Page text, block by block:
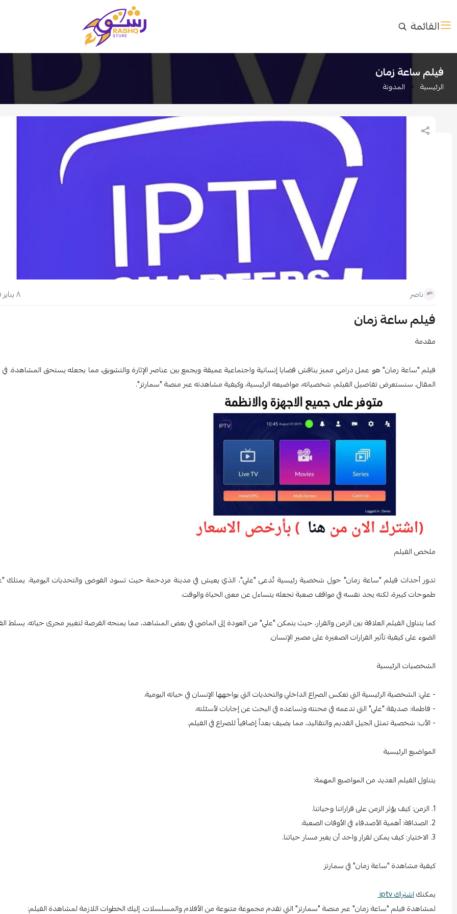
القائمة متجر رشق
فيلم ساعة زمان
الرئيسية المدونة
ناصر ٨ يناير ٢٠٢٥
فيلم ساعة زمان
مقدمة
فيلم "ساعة زمان" هو عمل درامي مميز يناقش قضايا إنسانية واجتماعية عميقة ويجمع بين عناصر الإثارة والتشويق، مما يجعله يستحق المشاهدة.
المقال، سنستعرض تفاصيل الفيلم، شخصياته، مواضيعه الرئيسية، وكيفية مشاهدته عبر منصة "سمارتز".
ملخص الفيلم
تدور أحداث فيلم "ساعة زمان" حول شخصية رئيسية تُدعى "علي"، الذي يعيش في مدينة مزدحمة حيث تسود الفوضى والتحديات اليومية. يمتلك
طموحات كبيرة، لكنه يجد نفسه في مواقف صعبة تجعله يتساءل عن معنى الحياة والوقت.
كما يتناول الفيلم العلاقة بين الزمن والقرار، حيث يتمكن "علي" من العودة إلى الماضي في بعض المشاهد، مما يمنحه الفرصة لتغيير مجرى حياته. يسلط
الضوء على كيفية تأثير القرارات الصغيرة على مصير الإنسان.
الشخصيات الرئيسية
- علي: الشخصية الرئيسية التي تعكس الصراع الداخلي والتحديات التي يواجهها الإنسان في حياته اليومية.
- فاطمة: صديقة "علي" التي تدعمه في محنته وتساعده في البحث عن إجابات لأسئلته.
- الأب: شخصية تمثل الجيل القديم والتقاليد، مما يضيف بعداً إضافياً للصراع في الفيلم.
المواضيع الرئيسية
يتناول الفيلم العديد من المواضيع المهمة:
1. الزمن: كيف يؤثر الزمن على قراراتنا وحياتنا.
2. الصداقة: أهمية الأصدقاء في الأوقات الصعبة.
3. الاختيار: كيف يمكن لقرار واحد أن يغير مسار حياتنا.
كيفية مشاهدة "ساعة زمان" في سمارتز
يمكنكاشتراك iptv
لمشاهدة فيلم "ساعة زمان" عبر منصة "سمارتز" التي تقدم مجموعة متنوعة من الأفلام والمسلسلات. إليك الخطوات اللازمة لمشاهدة الفيلم: